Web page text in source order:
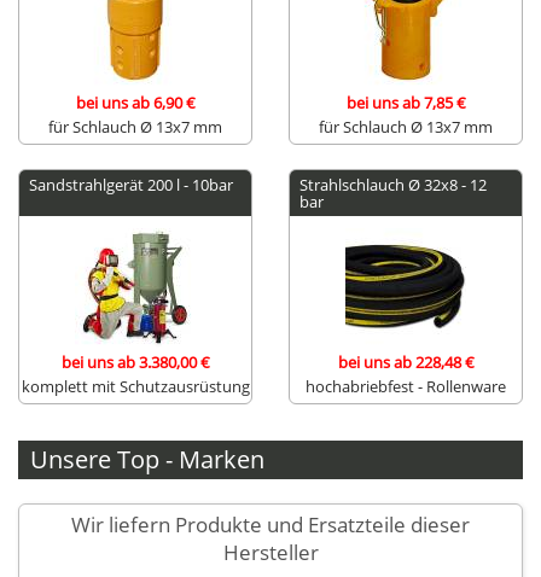
bei uns ab 6,90 €
für Schlauch Ø 13x7 mm
bei uns ab 7,85 €
für Schlauch Ø 13x7 mm
Sandstrahlgerät 200 l - 10bar
bei uns ab 3.380,00 €
komplett mit Schutzausrüstung
Strahlschlauch Ø 32x8 - 12
bar
bei uns ab 228,48 €
hochabriebfest - Rollenware
Unsere Top - Marken
Wir liefern Produkte und Ersatzteile dieser
Hersteller